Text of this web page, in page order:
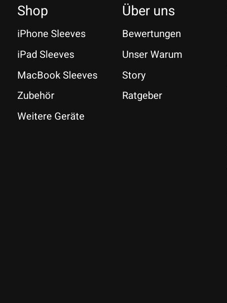
Shop
iPhone Sleeves
iPad Sleeves
MacBook Sleeves
Zubehör
Weitere Geräte
Über uns
Bewertungen
Unser Warum
Story
Ratgeber